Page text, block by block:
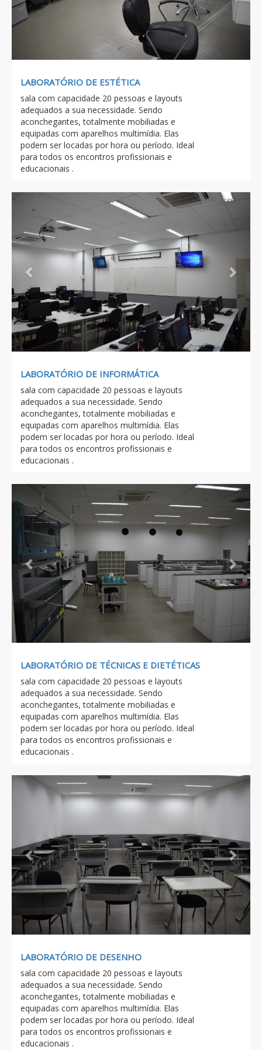
LABORATÓRIO DE ESTÉTICA
sala com capacidade 20 pessoas e layouts
adequados a sua necessidade. Sendo
aconchegantes, totalmente mobiliadas e
equipadas com aparelhos multimídia. Elas
podem ser locadas por hora ou período. Ideal
para todos os encontros profissionais e
educacionais .
Next
LABORATÓRIO DE INFORMÁTICA
sala com capacidade 20 pessoas e layouts
adequados a sua necessidade. Sendo
aconchegantes, totalmente mobiliadas e
equipadas com aparelhos multimídia. Elas
podem ser locadas por hora ou período. Ideal
para todos os encontros profissionais e
educacionais .
Previous Next
LABORATÓRIO DE TÉCNICAS E DIETÉTICAS
sala com capacidade 20 pessoas e layouts
adequados a sua necessidade. Sendo
aconchegantes, totalmente mobiliadas e
equipadas com aparelhos multimídia. Elas
podem ser locadas por hora ou período. Ideal
para todos os encontros profissionais e
educacionais .
Previous Next
LABORATÓRIO DE DESENHO
sala com capacidade 20 pessoas e layouts
adequados a sua necessidade. Sendo
aconchegantes, totalmente mobiliadas e
equipadas com aparelhos multimídia. Elas
podem ser locadas por hora ou período. Ideal
para todos os encontros profissionais e
educacionais .